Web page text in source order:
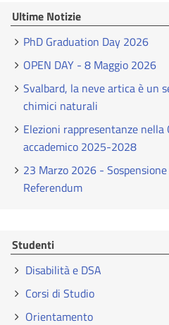
Ultime Notizie
PhD Graduation Day 2026
OPEN DAY - 8 Maggio 2026
Svalbard, la neve artica è un
chimici naturali
Elezioni rappresentanze
accademico 2025-2028
23 Marzo 2026 -
Referendum
Studenti
Disabilità e DSA
Corsi di Studio
Orientamento